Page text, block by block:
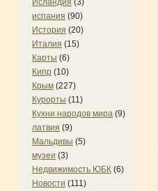
Исландия (3)
испания (90)
История (20)
Италия (15)
Карты (6)
Кипр (10)
Крым (227)
Курорты (11)
Кухни народов мира (9)
латвия (9)
Мальдивы (5)
музеи (3)
Недвижимость ЮБК (6)
Новости (111)